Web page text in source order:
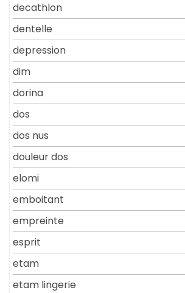
decathlon
dentelle
depression
dim
dorina
dos
dos nus
douleur dos
elomi
emboitant
empreinte
esprit
etam
etam lingerie